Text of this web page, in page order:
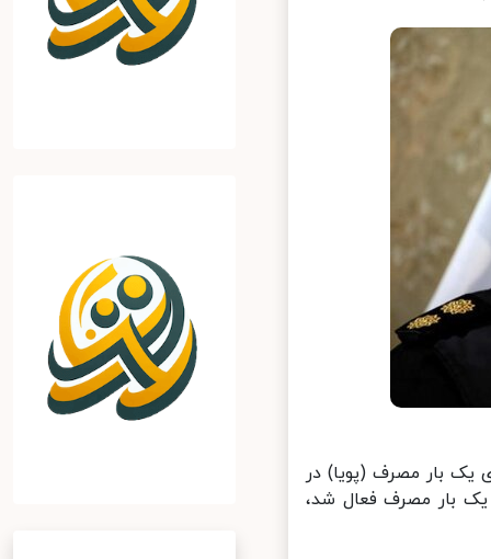
بار مصرف (پویا) در
بار مصرف فعال شد،